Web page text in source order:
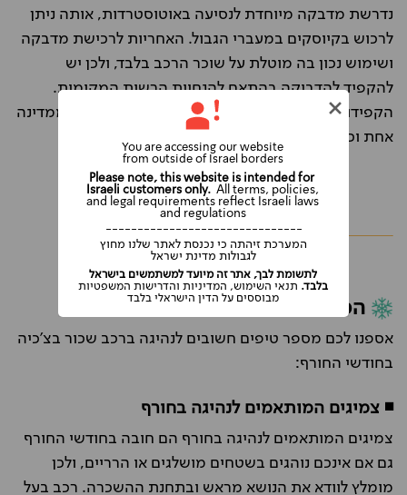
נדרשת מדבקה מיוחדת לנסיעה באוטוסטרדות, אותה ניתן
לרכוש בקיוסקים במעברי הגבול. האחריות לרכישת מדבקה
ושימוש נכון בה מוטלת על שוכר הרכב בלבד, ולכן יש
להקפיד להדביקה בהתאם להנחיות הרשות המקומית.
הקפידו לברר על הצורך ברכישת מדבקה בכל יציאה ממדינה
אחת וכניסה לאחרת.
המלצות לנהיגה בצ'כיה בחורף
אספנו לכם מספר טיפים חשובים לנהיגה ברכב שכור בצ'כיה
בחודשי החורף:
◾ צמיגים המותאמים לנהיגה בחורף
צמיגים המותאמים לנהיגה בחורף הם חובה בחודשי החורף
גם אם אינכם נוהגים בשטחים מושלגים או הרריים, ולכן
מומלץ לוודא את הנושא מראש ובתחנת ההשכרה. רכב בעל
Please note, this website is intended for
Israeli customers only.All terms, policies,
and legal requirements reflect Israeli laws
and regulations
-------------------------------
המערכת זיהתה כי נכנסת לאתר שלנו מחוץ
לגבולות מדינת ישראל
You are accessing our website
from outside of Israel borders
לתשומת לבך, אתר זה מיועד למשתמשים בישראל
בלבד. תנאי השימוש, המדיניות והדרישות המשפטיות
מבוססים על הדין הישראלי בלבד